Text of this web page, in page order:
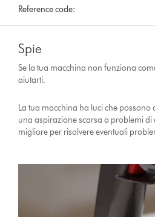
Reference code:
Spie
Se la tua macchina non funziona
aiutarti.
La tua macchina ha luci che
una aspirazione scarsa a problemi
migliore per risolvere eventuali